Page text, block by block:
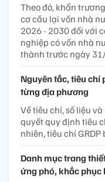
Theo đó, khẩn
cơ cấu lại vốn nhà
2026 - 2030 đối với
nghiệp có vốn nhà
thành trước ngày
Nguyên tắc, tiêu chí
từng địa phương
Về tiêu chí, số liệu
quyết quy định tiêu
nhiên, tiêu chí
Danh mục trang
ứng phó, khắc